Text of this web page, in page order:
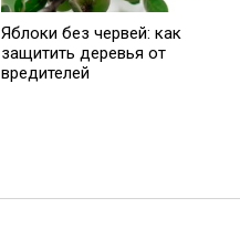
Яблоки без червей: как
защитить деревья от
вредителей